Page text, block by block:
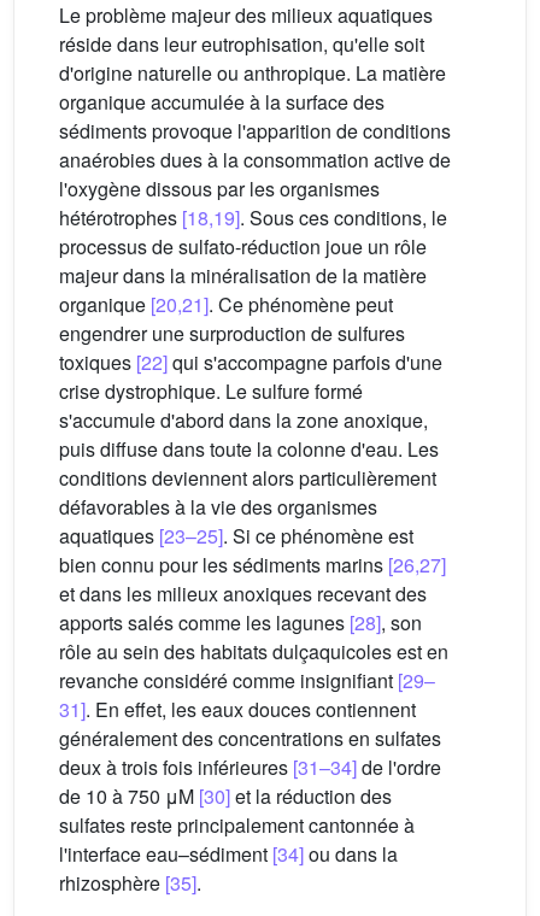
Le problème majeur des milieux aquatiques
réside dans leur eutrophisation, qu'elle soit
d'origine naturelle ou anthropique. La matière
organique accumulée à la surface des
sédiments provoque l'apparition de conditions
anaérobies dues à la consommation active de
l'oxygène dissous par les organismes
hétérotrophes [18,19]. Sous ces conditions, le
processus de sulfato-réduction joue un rôle
majeur dans la minéralisation de la matière
organique [20,21]. Ce phénomène peut
engendrer une surproduction de sulfures
toxiques [22]qui s'accompagne parfois d'une
crise dystrophique. Le sulfure formé
s'accumule d'abord dans la zone anoxique,
puis diffuse dans toute la colonne d'eau. Les
conditions deviennent alors particulièrement
défavorables à la vie des organismes
aquatiques [23–25]. Si ce phénomène est
bien connu pour les sédiments marins [26,27]
et dans les milieux anoxiques recevant des
apports salés comme les lagunes [28], son
rôle au sein des habitats dulçaquicoles est en
revanche considéré comme insignifiant [29–
31]. En effet, les eaux douces contiennent
généralement des concentrations en sulfates
deux à trois fois inférieures [31–34]de l'ordre
de 10 à 750 μM [30]et la réduction des
sulfates reste principalement cantonnée à
l'interface eau–sédiment [34]ou dans la
rhizosphère [35].